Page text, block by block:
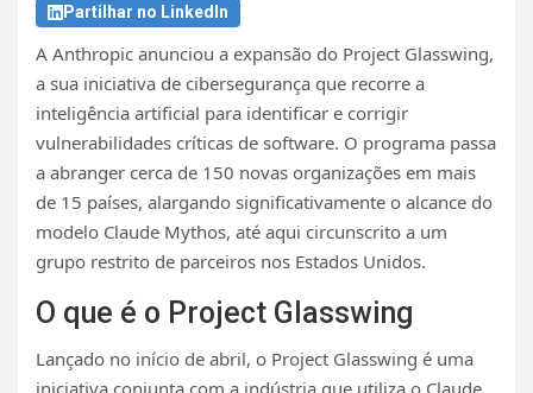
Partilhar no LinkedIn
A Anthropic anunciou a expansão do Project Glasswing,
a sua iniciativa de cibersegurança que recorre a
inteligência artificial para identificar e corrigir
vulnerabilidades críticas de software. O programa passa
a abranger cerca de 150 novas organizações em mais
de 15 países, alargando significativamente o alcance do
modelo Claude Mythos, até aqui circunscrito a um
grupo restrito de parceiros nos Estados Unidos.
O que é o Project Glasswing
Lançado no início de abril, o Project Glasswing é uma
iniciativa conjunta com a indústria que utiliza o Claude